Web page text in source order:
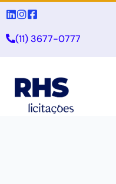
(11) 3677-0777